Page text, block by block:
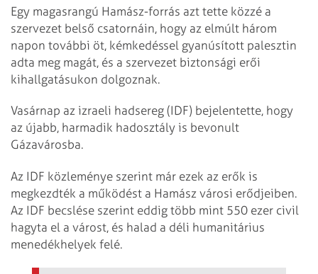
Egy magasrangú Hamász-forrás azt tette közzé a
szervezet belső csatornáin, hogy az elmúlt három
napon további öt, kémkedéssel gyanúsított palesztin
adta meg magát, és a szervezet biztonsági erői
kihallgatásukon dolgoznak.
Vasárnap az izraeli hadsereg (IDF) bejelentette, hogy
az újabb, harmadik hadosztály is bevonult
Gázavárosba.
Az IDF közleménye szerint már ezek az erők is
megkezdték a működést a Hamász városi erődjeiben.
Az IDF becslése szerint eddig több mint 550 ezer civil
hagyta el a várost, és halad a déli humanitárius
menedékhelyek felé.